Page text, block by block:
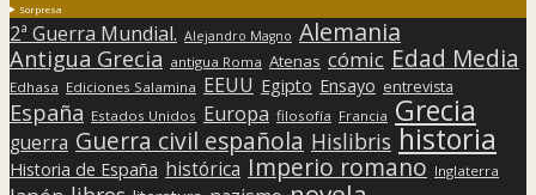
Sorpresa
2ª Guerra Mundial. Alejandro Magno Alemania
Antigua Grecia antigua Roma Atenas cómic Edad Media
Edhasa Ediciones Salamina EEUU Egipto Ensayo entrevista
España Estados Unidos Europa filosofía Francia Grecia
guerra Guerra civil española Hislibris historia
Historia de España histórica Imperio romano Inglaterra